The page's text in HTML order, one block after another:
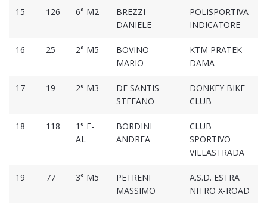
15 126 6° M2
BREZZI
DANIELE
POLISPORTIVA
INDICATORE
16 25 2° M5
BOVINO
MARIO
KTM PRATEK
DAMA
17 19 2° M3
DE SANTIS
STEFANO
DONKEY BIKE
CLUB
18 118
1° E-
AL
BORDINI
ANDREA
CLUB
SPORTIVO
VILLASTRADA
19 77 3° M5
PETRENI
MASSIMO
A.S.D. ESTRA
NITRO X-ROAD